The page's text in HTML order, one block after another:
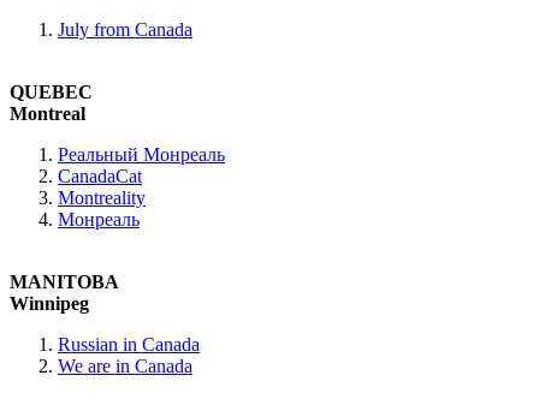
July from Canada
QUEBEC
Montreal
Реальный Монреаль
CanadaCat
Montreality
Монреаль
MANITOBA
Winnipeg
Russian in Canada
We are in Canada